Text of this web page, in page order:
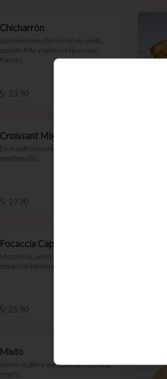
Chicharrón
Sándwich con chicharrón de cerdo,
camote frito y salsa criolla en pan
francés.
S/ 23.90
Croissant Mixto
En nuestro reconocido croissant de
mantequilla.
S/ 19.90
Focaccia Capresse
Mozzarella, pesto de cashews, tomate,
reducción balsámica.
S/ 25.90
Mixto
Jamón inglés y queso en pan de masa
madre.